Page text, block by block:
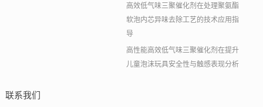
高效低气味三聚催化剂在处理聚氨酯
软泡内芯异味去除工艺的技术应用指
导
高性能高效低气味三聚催化剂在提升
儿童泡沫玩具安全性与触感表现分析
联系我们